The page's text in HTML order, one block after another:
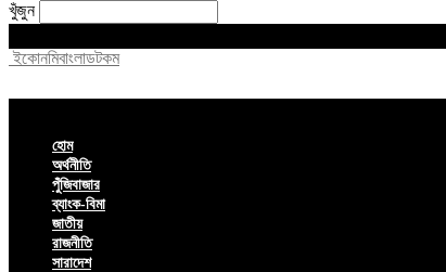
খুঁজুন
ইকোনমিবাংলাডটকম
হোম
অর্থনীতি
পুঁজিবাজার
ব্যাংক-বিমা
জাতীয়
রাজনীতি
সারাদেশ